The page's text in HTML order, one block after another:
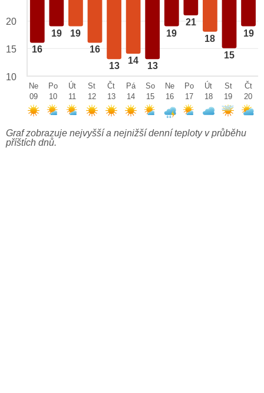
16
19 19
16
13
14
13
19
21
18
15
19
20
15
10
Ne
09
Po
10
Út
11
St
12
Čt
13
Pá
14
So
15
Ne
16
Po
17
Út
18
St
19
Čt
20
Graf zobrazuje nejvyšší a nejnižší denní teploty v průběhu
příštích dnů.